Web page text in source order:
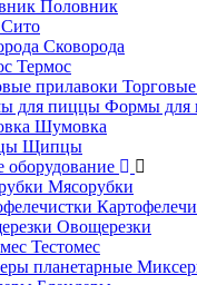
Половник
Сито
Сковорода
Термос
Формы для
Шумовка
Щипцы
оборудование
Мясорубки
Овощерезки
Тестомес